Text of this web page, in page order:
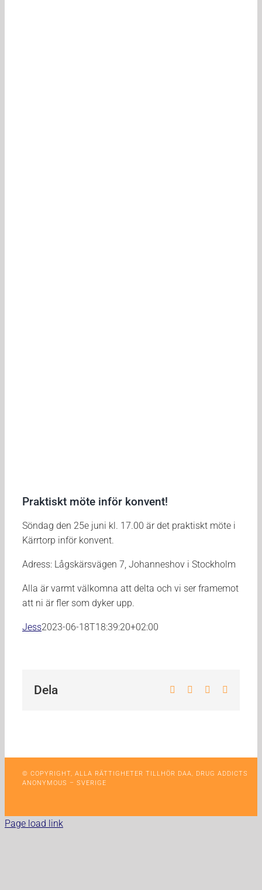
Praktiskt möte inför konvent!
Söndag den 25e juni kl. 17.00 är det praktiskt möte i
Kärrtorp inför konvent.
Adress: Lågskärsvägen 7, Johanneshov i Stockholm
Alla är varmt välkomna att delta och vi ser framemot
att ni är fler som dyker upp.
Jess2023-06-18T18:39:20+02:00
Dela Facebook WhatsApp
© COPYRIGHT, ALLA RÄTTIGHETER TILLHÖR DAA, DRUG ADDICTS
ANONYMOUS – SVERIGE
Page load link